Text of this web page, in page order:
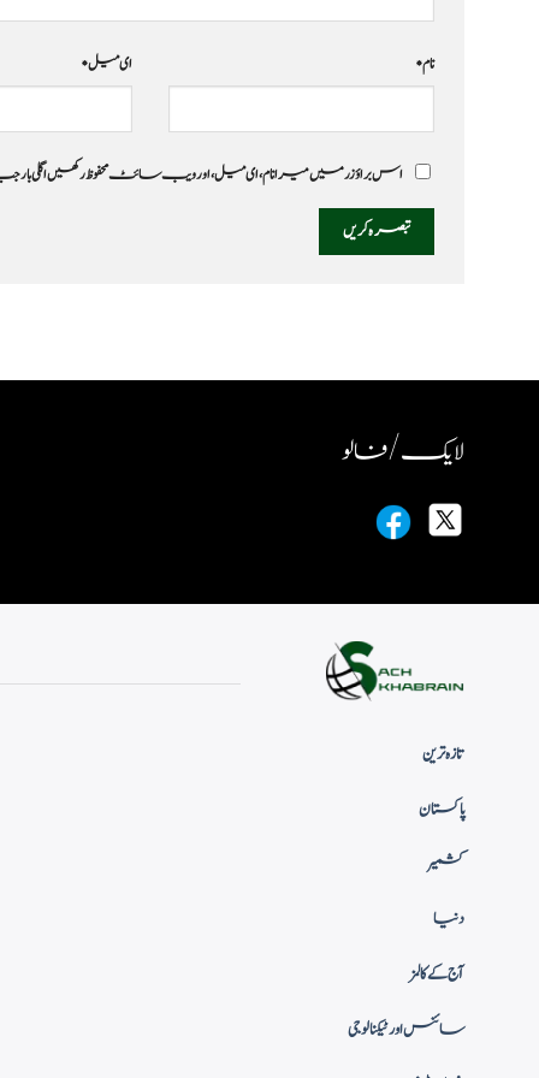
نام* ای میل*
اس براؤزر میں میرا نام، ای میل، اور ویب سائٹ محفوظ رکھیں اگلی
لایک / فالو
تازہ ترین
پاکستان
کشمیر
دنیا
آج کے کالمز
سائنس اور ٹیکنالوجی